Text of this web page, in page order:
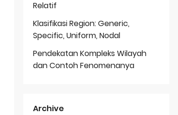
Relatif
Klasifikasi Region: Generic,
Specific, Uniform, Nodal
Pendekatan Kompleks Wilayah
dan Contoh Fenomenanya
Archive